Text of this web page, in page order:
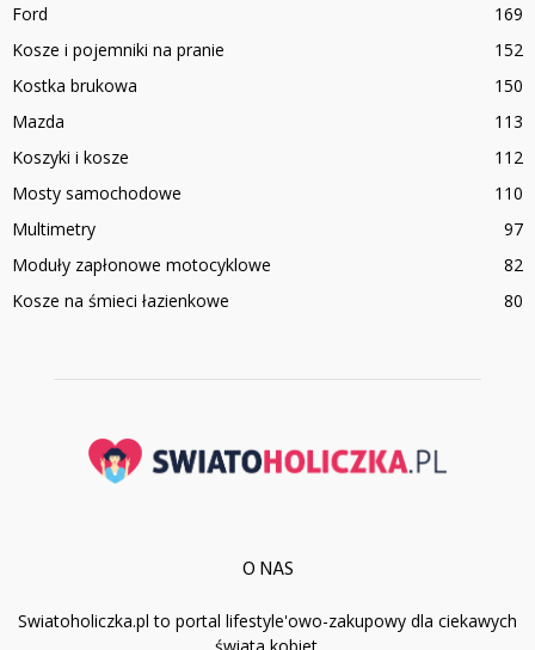
Ford
169
Kosze i pojemniki na pranie
152
Kostka brukowa
150
Mazda
113
Koszyki i kosze
112
Mosty samochodowe
110
Multimetry
97
Moduły zapłonowe motocyklowe
82
Kosze na śmieci łazienkowe
80
O NAS
Swiatoholiczka.pl to portal lifestyle'owo-zakupowy dla ciekawych
świata kobiet.